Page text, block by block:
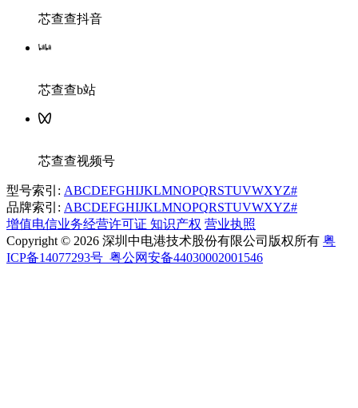
芯查查抖音
芯查查b站
芯查查视频号
型号索引: ABCDEFGHIJKLMNOPQRSTUVWXYZ#
品牌索引: ABCDEFGHIJKLMNOPQRSTUVWXYZ#
增值电信业务经营许可证 知识产权 营业执照
Copyright © 2026 深圳中电港技术股份有限公司版权所有 粤
ICP备14077293号 粤公网安备44030002001546